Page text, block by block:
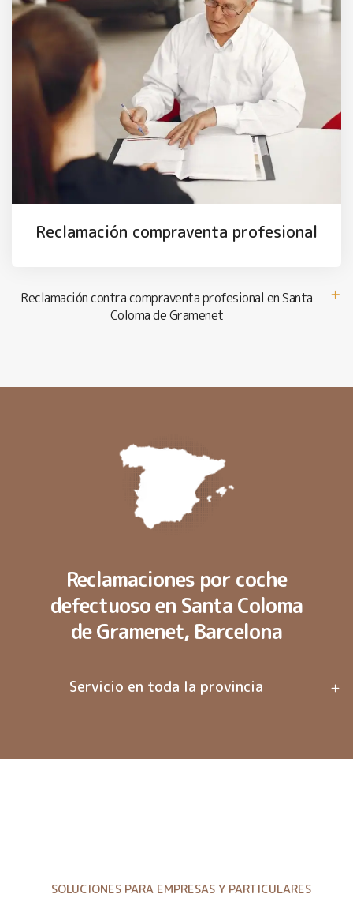
Reclamación compraventa profesional
Reclamación contra compraventa profesional en Santa
Coloma de Gramenet
Reclamaciones por coche
defectuoso en Santa Coloma
de Gramenet, Barcelona
Servicio en toda la provincia
SOLUCIONES PARA EMPRESAS Y PARTICULARES